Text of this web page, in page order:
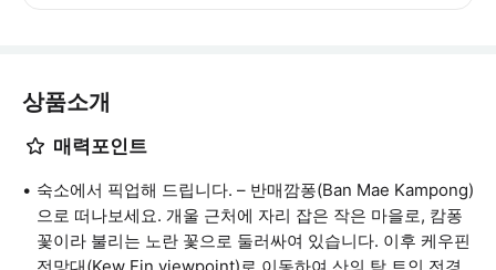
상품소개
매력포인트
숙소에서 픽업해 드립니다. – 반매깜퐁(Ban Mae Kampong)
으로 떠나보세요. 개울 근처에 자리 잡은 작은 마을로, 캄퐁
꽃이라 불리는 노란 꽃으로 둘러싸여 있습니다. 이후 케우핀